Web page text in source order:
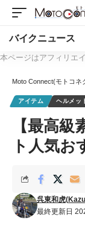
バイクニュース
本ページはアフィリエ
Moto Connect(モトコネ
アイテム ヘルメッ
【最高
ト人気お
最終更新日
呉東和虎